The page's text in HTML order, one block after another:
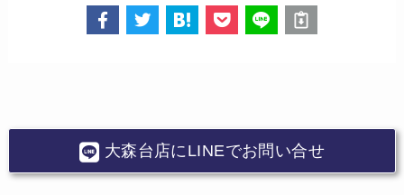
大森台店にLINEでお問い合せ